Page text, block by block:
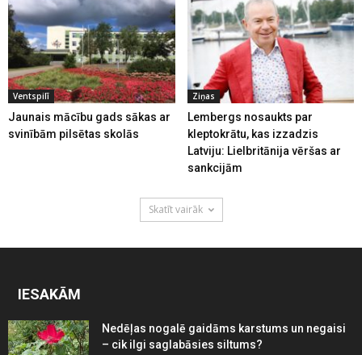
Ventspilī
Jaunais mācību gads sākas ar
svinībām pilsētas skolās
Ziņas
Lembergs nosaukts par
kleptokrātu, kas izzadzis
Latviju: Lielbritānija vēršas ar
sankcijām
Skatīt vairāk
IESAKĀM
Nedēļas nogalē gaidāms karstums un negaisi
– cik ilgi saglabāsies siltums?